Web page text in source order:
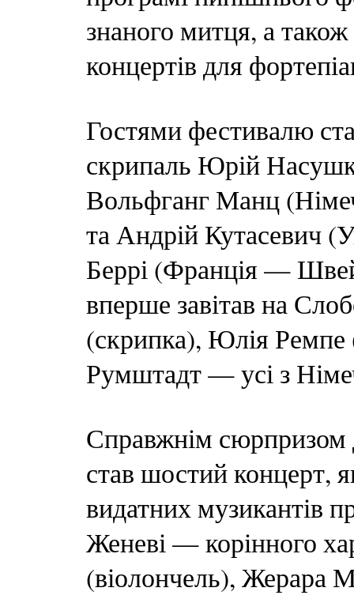
знаного митця, а також
концертів для
Гостями фестивалю
скрипаль Юрій
Вольфганг Манц
та Андрій Кутасевич
Беррі (Франція —
вперше завітав на
(скрипка), Юлія Ремпе
Румштадт — усі з
Справжнім сюрпризом
став шостий концерт,
видатних музикантів
Женеві — корінного
(віолончель), Жерара